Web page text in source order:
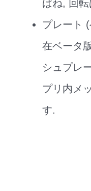
ばね, 回
プレート
在ベータ
シュプレ
プリ内メ
す.